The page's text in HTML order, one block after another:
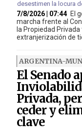
7/8/2026 | 07:44 El
marcha frente al
la Propiedad
extranjerización de
ARGENTINA-
El Senado
Privada,
ceder y
clave